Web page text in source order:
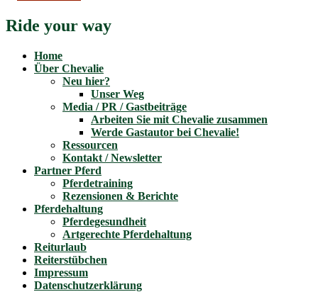
Ride your way
Home
Über Chevalie
Neu hier?
Unser Weg
Media / PR / Gastbeiträge
Arbeiten Sie mit Chevalie zusammen
Werde Gastautor bei Chevalie!
Ressourcen
Kontakt / Newsletter
Partner Pferd
Pferdetraining
Rezensionen & Berichte
Pferdehaltung
Pferdegesundheit
Artgerechte Pferdehaltung
Reiturlaub
Reiterstübchen
Impressum
Datenschutzerklärung